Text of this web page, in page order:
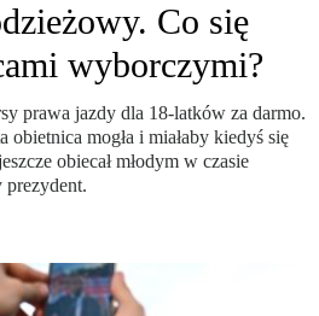
Co się
wyborczymi?
prawa jazdy dla 18-latków za darmo.
mogła i miałaby kiedyś się
obiecał młodym w czasie